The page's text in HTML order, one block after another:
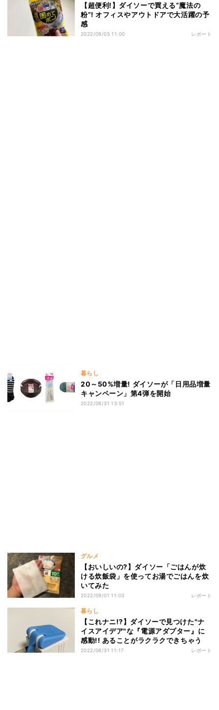
【超便利!】ダイソーで買える“魔法の
粉”! オフィスやアウトドアで大活躍の予
感
2022/09/05 11:00 レポート
暮らし
20～50%増量! ダイソーが「日用品増量
キャンペーン」第4弾を開始
2022/08/31 13:51
グルメ
【おいしいの?】ダイソー「ごはんが炊
ける炊飯袋」を使ってお湯でごはんを炊
いてみた
2022/09/01 11:03 レポート
暮らし
【これナニ!?】ダイソーで見つけた"ナ
イスアイデア"な『電源アダプター』に
感動!! あることがラクラクできちゃう
2022/08/31 11:17 レポート